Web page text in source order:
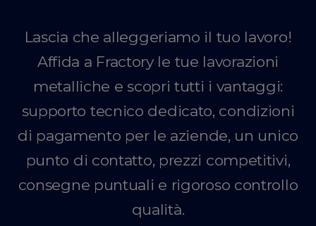
Lascia che alleggeriamo il tuo lavoro!
Affida a Fractory le tue lavorazioni
metalliche e scopri tutti i vantaggi:
supporto tecnico dedicato, condizioni
di pagamento per le aziende, un unico
punto di contatto, prezzi competitivi,
consegne puntuali e rigoroso controllo
qualità.